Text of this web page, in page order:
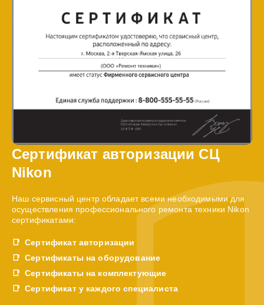
Сертификат авторизации СЦ
Nikon
Наш сервисный центр обладает всеми необходимыми для
осуществления профессионального ремонта техники Nikon
сертификатами:
Сертификат авторизации
Сертификаты на оборудование
Сертификаты на комплектующие
Сертификат у каждого специалиста